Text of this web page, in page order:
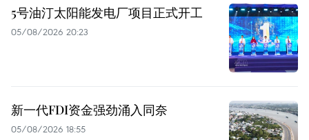
5号油汀太阳能发电厂项目正式开工
05/08/2026 20:23
新一代FDI资金强劲涌入同奈
05/08/2026 18:55